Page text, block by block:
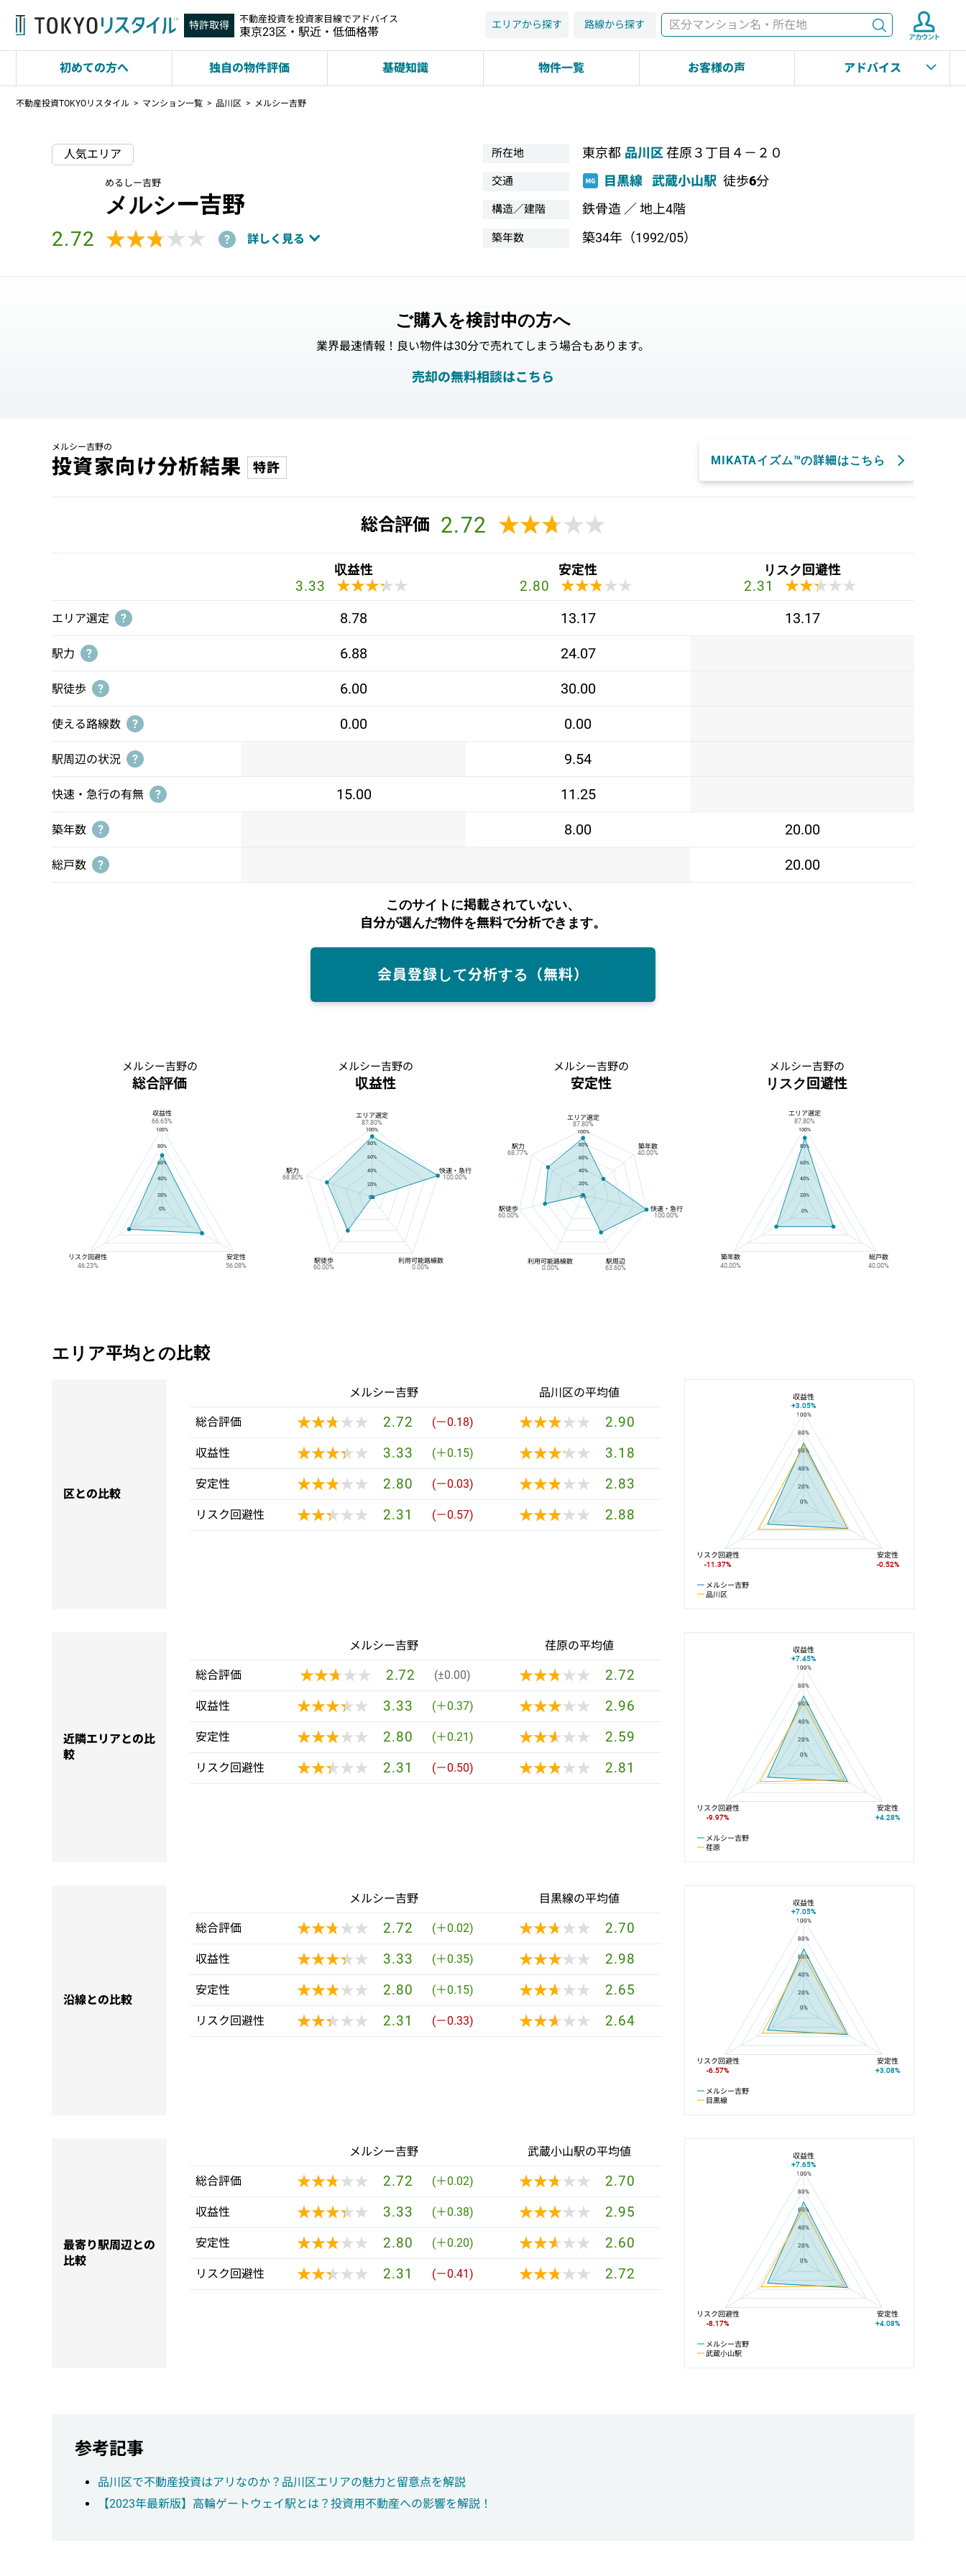
特許取得 不動産投資を投資家目線でアドバイス
東京23区・駅近・低価格帯
検索
エリアから探す 路線から探す
初めての方へ 独自の物件評価 基礎知識 物件一覧 お客様の声 アドバイス
不動産投資TOKYOリスタイル マンション一覧 品川区 メルシー吉野
人気エリア
めるしー吉野
メルシー吉野
2.72 ★★★★★
★★★★★ ? 詳しく見る
所在地 東京都 品川区 荏原３丁目４－２０
交通 目黒線 武蔵小山駅 徒歩6分
構造／建階 鉄骨造 ／ 地上4階
築年数 築34年（1992/05）
ご購入を検討中の方へ
業界最速情報！良い物件は30分で売れてしまう場合もあります。
売却の無料相談はこちら
メルシー吉野の
投資家向け分析結果 特許 MIKATAイズム™の詳細はこちら
総合評価 2.72 ★★★★★
★★★★★
収益性
3.33 ★★★★★
★★★★★
安定性
2.80 ★★★★★
★★★★★
リスク回避性
2.31 ★★★★★
★★★★★
エリア選定 ? 8.78 13.17 13.17
駅力 ? 6.88 24.07
駅徒歩 ? 6.00 30.00
使える路線数 ? 0.00 0.00
駅周辺の状況 ? 9.54
快速・急行の有無 ? 15.00 11.25
築年数 ? 8.00 20.00
総戸数 ? 20.00
このサイトに掲載されていない、
自分が選んだ物件を無料で分析できます。
会員登録して分析する（無料）
メルシー吉野の
総合評価
メルシー吉野の総合評価
100%
80%
60%
40%
20%
0%
収益性
66.65%
リスク回避性
46.23%
安定性
56.08%
メルシー吉野の
収益性
メルシー吉野の収益性
100%
80%
60%
40%
20%
0%
エリア選定
87.80%
駅力
68.80%
駅徒歩
60.00%
利用可能路線数
0.00%
快速・急行
100.00%
メルシー吉野の
安定性
100%
80%
60%
40%
20%
0%
エリア選定
87.80%
駅力
68.77%
駅徒歩
60.00%
利用可能路線数
0.00%
駅周辺
63.60%
快速・急行
100.00%
築年数
40.00%
メルシー吉野の
リスク回避性
メルシー吉野のリスク回避性
100%
80%
60%
40%
20%
0%
エリア選定
87.80%
築年数
40.00%
総戸数
40.00%
エリア平均との比較
区との比較
メルシー吉野 品川区の平均値
総合評価 ★★★★★
★★★★★ 2.72 (－0.18) ★★★★★
★★★★★ 2.90
収益性 ★★★★★
★★★★★ 3.33 (＋0.15) ★★★★★
★★★★★ 3.18
安定性 ★★★★★
★★★★★ 2.80 (－0.03) ★★★★★
★★★★★ 2.83
リスク回避性 ★★★★★
★★★★★ 2.31 (－0.57) ★★★★★
★★★★★ 2.88
メルシー吉野と品川区の平均値の総合評価の比較
100%
80%
60%
40%
20%
0%
メルシー吉野
品川区
収益性
+3.05%
リスク回避性
-11.37%
安定性
-0.52%
近隣エリアとの比
較
メルシー吉野 荏原の平均値
総合評価 ★★★★★
★★★★★ 2.72 (±0.00) ★★★★★
★★★★★ 2.72
収益性 ★★★★★
★★★★★ 3.33 (＋0.37) ★★★★★
★★★★★ 2.96
安定性 ★★★★★
★★★★★ 2.80 (＋0.21) ★★★★★
★★★★★ 2.59
リスク回避性 ★★★★★
★★★★★ 2.31 (－0.50) ★★★★★
★★★★★ 2.81
メルシー吉野と荏原の平均値の総合評価の比較
100%
80%
60%
40%
20%
0%
メルシー吉野
荏原
収益性
+7.45%
リスク回避性
-9.97%
安定性
+4.28%
沿線との比較
メルシー吉野 目黒線の平均値
総合評価 ★★★★★
★★★★★ 2.72 (＋0.02) ★★★★★
★★★★★ 2.70
収益性 ★★★★★
★★★★★ 3.33 (＋0.35) ★★★★★
★★★★★ 2.98
安定性 ★★★★★
★★★★★ 2.80 (＋0.15) ★★★★★
★★★★★ 2.65
リスク回避性 ★★★★★
★★★★★ 2.31 (－0.33) ★★★★★
★★★★★ 2.64
メルシー吉野と目黒線の平均値の総合評価の比較
100%
80%
60%
40%
20%
0%
メルシー吉野
目黒線
収益性
+7.05%
リスク回避性
-6.57%
安定性
+3.08%
最寄り駅周辺との
比較
メルシー吉野 武蔵小山駅の平均値
総合評価 ★★★★★
★★★★★ 2.72 (＋0.02) ★★★★★
★★★★★ 2.70
収益性 ★★★★★
★★★★★ 3.33 (＋0.38) ★★★★★
★★★★★ 2.95
安定性 ★★★★★
★★★★★ 2.80 (＋0.20) ★★★★★
★★★★★ 2.60
リスク回避性 ★★★★★
★★★★★ 2.31 (－0.41) ★★★★★
★★★★★ 2.72
メルシー吉野と武蔵小山駅の平均値の総合評価の比較
100%
80%
60%
40%
20%
0%
メルシー吉野
武蔵小山駅
収益性
+7.65%
リスク回避性
-8.17%
安定性
+4.08%
参考記事
品川区で不動産投資はアリなのか？品川区エリアの魅力と留意点を解説
【2023年最新版】高輪ゲートウェイ駅とは？投資用不動産への影響を解説！